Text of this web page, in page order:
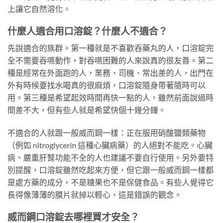
上讓它自然溶化。
什麼人適合用口溶錠？什麼人不適合？
先說適合的族群。第一種就是不喜歡吞藥丸的人，口溶錠完
全不需要吞嚥動作，對吞嚥困難的人來說真的很友善。第二
種是經常在外面跑的人，業務、司機、常出差的人，出門在
外有時候要找水喝真的很麻煩，口溶錠隨身帶著隨時可以
用。第三種是希望起效時間再快一點的人，雖然前面說過時
間差不大，但有些人就是希望快個十幾分鐘。
不適合的人就跟一般威而鋼一樣：正在服用硝酸鹽類藥物
（例如 nitroglycerin 這種心臟病藥）的人絕對不能吃。心臟
病、嚴重肝腎功能不全的人也建議不要自行使用。另外要特
別提醒，口溶錠雖然吃起來方便，但它跟一般威而鋼一樣都
是處方藥的成分，不是糖果也不是保健食品。有些人覺得它
長得像薄薄的膜片就掉以輕心，這是錯誤的觀念。
威而鋼口溶錠去哪裡買才安全？